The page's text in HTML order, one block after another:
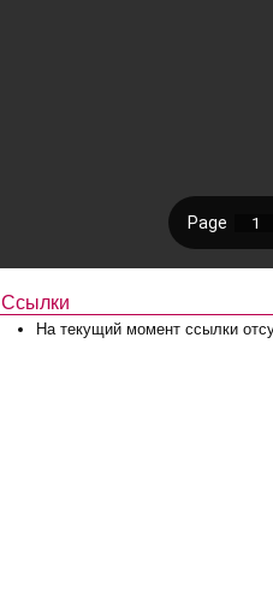
Ссылки
На текущий момент ссылки